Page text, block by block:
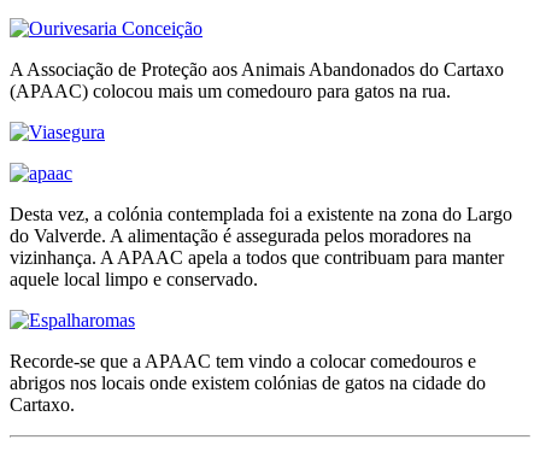
A Associação de Proteção aos Animais Abandonados do Cartaxo
(APAAC) colocou mais um comedouro para gatos na rua.
Desta vez, a colónia contemplada foi a existente na zona do Largo
do Valverde. A alimentação é assegurada pelos moradores na
vizinhança. A APAAC apela a todos que contribuam para manter
aquele local limpo e conservado.
Recorde-se que a APAAC tem vindo a colocar comedouros e
abrigos nos locais onde existem colónias de gatos na cidade do
Cartaxo.